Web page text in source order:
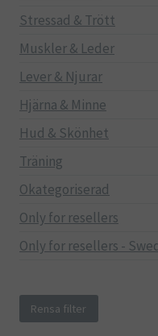
Stressad & Trött
Muskler & Leder
Lever & Njurar
Hjärna & Minne
Hud & Skönhet
Träning
Okategoriserad
Only for resellers
Only for resellers -
Rensa filter